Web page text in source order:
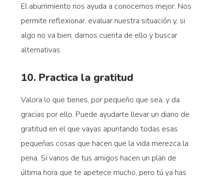
El aburrimiento nos ayuda a conocernos mejor. Nos
permite reflexionar, evaluar nuestra situación y, si
algo no va bien, darnos cuenta de ello y buscar
alternativas.
10. Practica la gratitud
Valora lo que tienes, por pequeño que sea, y da
gracias por ello. Puede ayudarte llevar un diario de
gratitud en el que vayas apuntando todas esas
pequeñas cosas que hacen que la vida merezca la
pena. Si varios de tus amigos hacen un plan de
última hora que te apetece mucho, pero tú ya has